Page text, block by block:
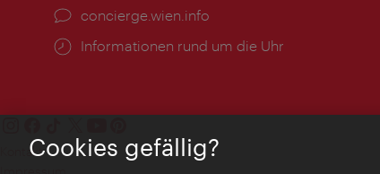
Ort:
concierge.wien.info
Öffnungszeiten:
Informationen rund um die Uhr
KontaktCookies gefällig?